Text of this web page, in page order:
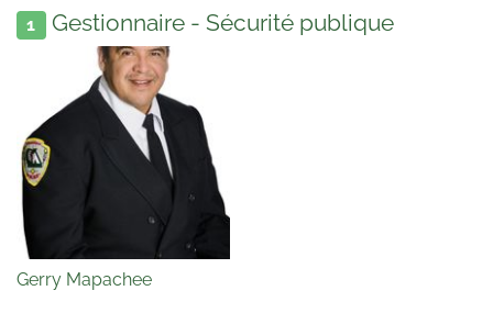
1 Gestionnaire - Sécurité publique
Gerry Mapachee